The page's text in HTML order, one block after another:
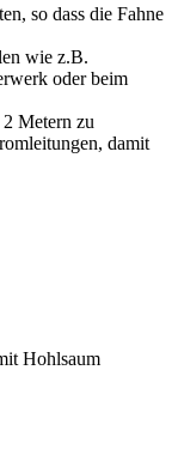
so dass die Fahne
wie z.B.
oder beim
Metern zu
damit
Hohlsaum